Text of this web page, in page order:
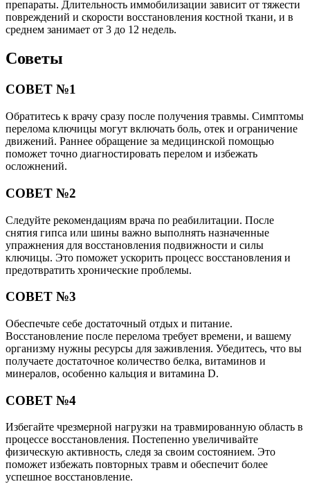
препараты. Длительность иммобилизации зависит от тяжести
повреждений и скорости восстановления костной ткани, и в
среднем занимает от 3 до 12 недель.
Советы
СОВЕТ №1
Обратитесь к врачу сразу после получения травмы. Симптомы
перелома ключицы могут включать боль, отек и ограничение
движений. Раннее обращение за медицинской помощью
поможет точно диагностировать перелом и избежать
осложнений.
СОВЕТ №2
Следуйте рекомендациям врача по реабилитации. После
снятия гипса или шины важно выполнять назначенные
упражнения для восстановления подвижности и силы
ключицы. Это поможет ускорить процесс восстановления и
предотвратить хронические проблемы.
СОВЕТ №3
Обеспечьте себе достаточный отдых и питание.
Восстановление после перелома требует времени, и вашему
организму нужны ресурсы для заживления. Убедитесь, что вы
получаете достаточное количество белка, витаминов и
минералов, особенно кальция и витамина D.
СОВЕТ №4
Избегайте чрезмерной нагрузки на травмированную область в
процессе восстановления. Постепенно увеличивайте
физическую активность, следя за своим состоянием. Это
поможет избежать повторных травм и обеспечит более
успешное восстановление.